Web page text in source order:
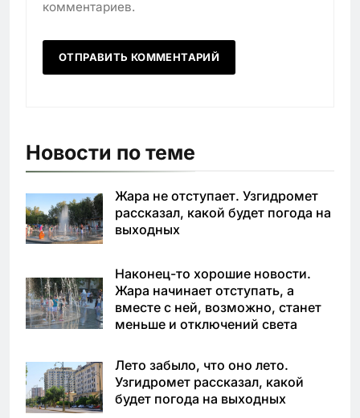
комментариев.
Новости по теме
Жара не отступает. Узгидромет
рассказал, какой будет погода на
выходных
Наконец-то хорошие новости.
Жара начинает отступать, а
вместе с ней, возможно, станет
меньше и отключений света
Лето забыло, что оно лето.
Узгидромет рассказал, какой
будет погода на выходных